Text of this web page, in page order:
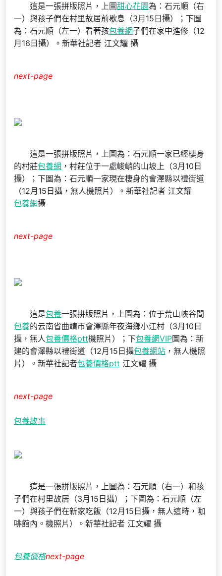
這是一張拼版照片，上圖甜心花園為：石元順（右
一）與孩子們在村里故居前歇息（3月15日攝）；下圖
為：石元順（左一）看著孩包養網子們在家中進修（12
月16日攝）。新華社記者 江文耀 攝
next-page
這是一張拼版照片，上圖為：石元順一家已經棲身
的村莊包養網 ，村莊位于一處峻峭的山坡上（3月10日
攝）；下圖為：石元順一家現在棲身的會澤縣以禮街道
（12月15日攝，無人機照片）。新華社記者 江文耀
包養網攝
next-page
這是包養一張拼版照片，上圖為：位于荒山峽谷間
包養的云南省曲靖市會澤縣年夜海鄉小江村（3月10日
攝，無人包養價格ptt機照片）；下包養網VIP圖為：新
建的會澤縣以禮街道（12月15日攝包養網站 ，無人機照
片）。新華社記者包養價格ptt 江文耀 攝
next-page
包養故事
這是一張拼版照片，上圖為：石元順（右一）和孩
子們在村里故居（3月15日攝）；下圖為：石元順（左
一）與孩子們在新家吃飯（12月15日攝，無人這時，咖
啡館內。機照片）。新華社記者 江文耀 攝
包養價格next-page